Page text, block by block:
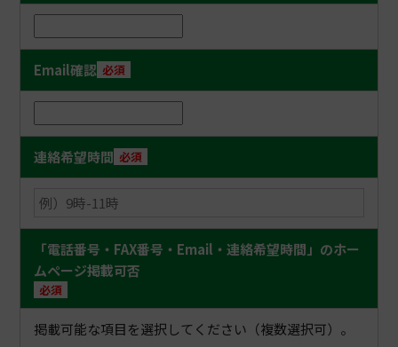
Email確認 必須
連絡希望時間 必須
「電話番号・FAX番号・Email・連絡希望時間」のホー
ムページ掲載可否
必須
掲載可能な項目を選択してください（複数選択可）。
る法人等に所属する者
暴力団員を雇用している者
暴力団又は暴力団員を不当に利用していると
認められる者
暴力団の維持、運営に協力し、又は関与して
いると認められる者
き関係を有していると認められる者